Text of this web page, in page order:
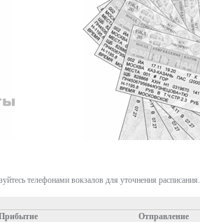
телефонами вокзалов для уточнения расписания.
Отправление